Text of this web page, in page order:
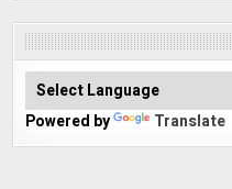
Powered by Translate